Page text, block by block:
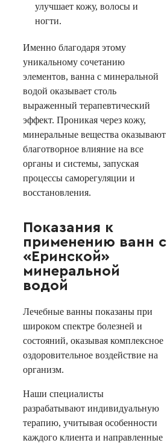
улучшает кожу, волосы и
ногти.
Именно благодаря этому
уникальному сочетанию
элементов, ванна с минеральной
водой оказывает столь
выраженный терапевтический
эффект. Проникая через кожу,
минеральные вещества оказывают
благотворное влияние на все
органы и системы, запуская
процессы саморегуляции и
восстановления.
Показания к
применению ванн с
«Еринской»
минеральной
водой
Лечебные ванны показаны при
широком спектре болезней и
состояний, оказывая комплексное
оздоровительное воздействие на
организм.
Наши специалисты
разрабатывают индивидуальную
терапию, учитывая особенности
каждого клиента и направленные